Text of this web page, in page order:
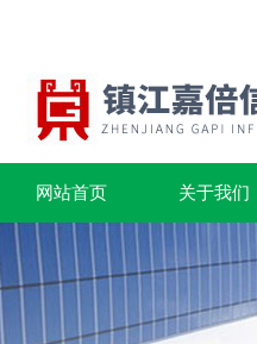
网站首页 关于我们